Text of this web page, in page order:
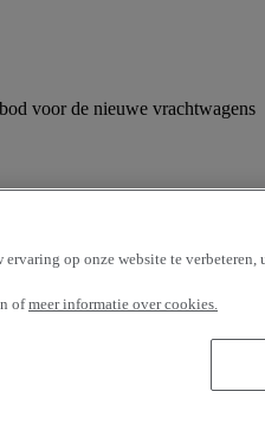
voor de nieuwe vrachtwagens
ervaring op onze website te
ofmeer informatie over cookies.